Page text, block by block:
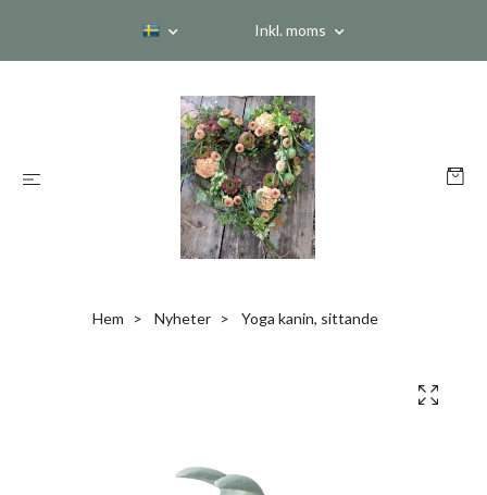
Inkl. moms
Hem Nyheter Yoga kanin, sittande